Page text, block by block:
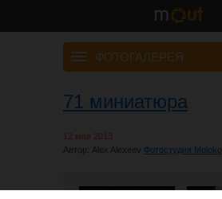
ФОТОГАЛЕРЕЯ
71 миниатюра
12 мая 2013
Автор: Alex Alexeev Фотостудия Moloko